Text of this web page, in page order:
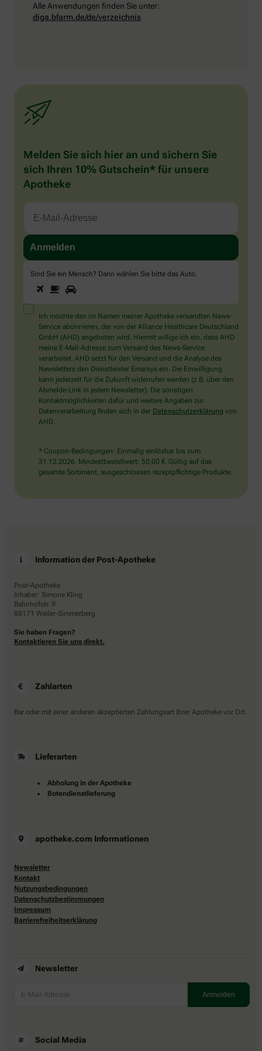
Alle Anwendungen finden Sie unter:
diga.bfarm.de/de/verzeichnis
Melden Sie sich hier an und sichern Sie
sich Ihren 10% Gutschein* für unsere
Apotheke
Sind Sie ein Mensch? Dann wählen Sie bitte das Auto
Sind
Sie
ein
Mensch?
Dann
wählen
Sie
bitte
das
Auto.
1 2
Ich möchte den im Namen meiner Apotheke versandten News-
Service abonnieren, der von der Alliance Healthcare Deutschland
GmbH (AHD) angeboten wird. Hiermit willige ich ein, dass AHD
meine E-Mail-Adresse zum Versand des News-Service
verarbeitet. AHD setzt für den Versand und die Analyse des
Newsletters den Dienstleister Emarsys ein. Die Einwilligung
kann jederzeit für die Zukunft widerrufen werden (z.B. über den
Abmelde-Link in jedem Newsletter). Die sonstigen
Kontaktmöglichkeiten dafür und weitere Angaben zur
Datenverarbeitung finden sich in der Datenschutzerklärung von
AHD.
* Coupon-Bedingungen: Einmalig einlösbar bis zum
31.12.2026. Mindestbestellwert: 50,00 €. Gültig auf das
gesamte Sortiment, ausgeschlossen rezeptpflichtige Produkte.
Information der Post-Apotheke
Post-Apotheke
Inhaber: Simone Kling
Bahnhofstr. 9
88171 Weiler-Simmerberg
Sie haben Fragen?
Kontaktieren Sie uns direkt.
Zahlarten
Bar oder mit einer anderen akzeptierten Zahlungsart Ihrer Apotheke vor Ort.
Lieferarten
Abholung in der Apotheke
Botendienstlieferung
apotheke.com Informationen
Newsletter
Kontakt
Nutzungsbedingungen
Datenschutzbestimmungen
Impressum
Barrierefreiheitserklärung
Newsletter
Social Media